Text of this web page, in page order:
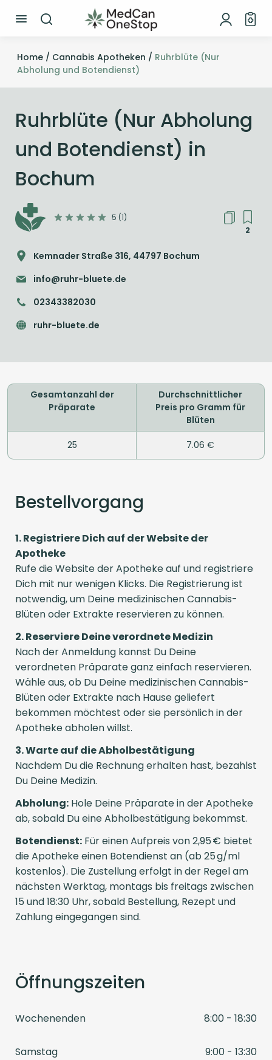
Home / Cannabis Apotheken / Ruhrblüte (Nur
Abholung und Botendienst)
Ruhrblüte (Nur Abholung
und Botendienst) in
Bochum
5 (1)
2
Kemnader Straße 316, 44797 Bochum
info@ruhr-bluete.de
02343382030
ruhr-bluete.de
Gesamtanzahl der
Präparate
25
Durchschnittlicher
Preis pro Gramm für
Blüten
7.06 €
Bestellvorgang
1. Registriere Dich auf der Website der
Apotheke
Rufe die Website der Apotheke auf und registriere
Dich mit nur wenigen Klicks. Die Registrierung ist
notwendig, um Deine medizinischen Cannabis-
Blüten oder Extrakte reservieren zu können.
2. Reserviere Deine verordnete Medizin
Nach der Anmeldung kannst Du Deine
verordneten Präparate ganz einfach reservieren.
Wähle aus, ob Du Deine medizinischen Cannabis-
Blüten oder Extrakte nach Hause geliefert
bekommen möchtest oder sie persönlich in der
Apotheke abholen willst.
3. Warte auf die Abholbestätigung
Nachdem Du die Rechnung erhalten hast, bezahlst
Du Deine Medizin.
Abholung: Hole Deine Präparate in der Apotheke
ab, sobald Du eine Abholbestätigung bekommst.
Botendienst: Für einen Aufpreis von 2,95 € bietet
die Apotheke einen Botendienst an (ab 25 g/ml
kostenlos). Die Zustellung erfolgt in der Regel am
nächsten Werktag, montags bis freitags zwischen
15 und 18:30 Uhr, sobald Bestellung, Rezept und
Zahlung eingegangen sind.
Öffnungszeiten
Wochenenden 8:00 - 18:30
Samstag 9:00 - 13:30